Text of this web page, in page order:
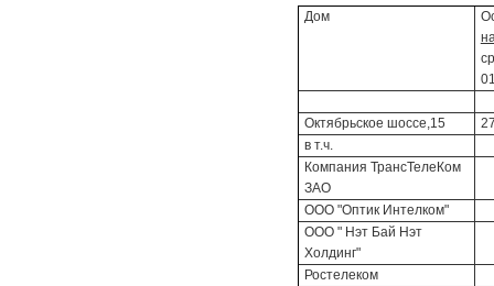
Дом
Октябрьское шоссе,15
в т.ч.
Компания ТрансТелеКом
ЗАО
ООО "Оптик Интелком"
ООО " Нэт Бай Нэт
Холдинг"
Ростелеком